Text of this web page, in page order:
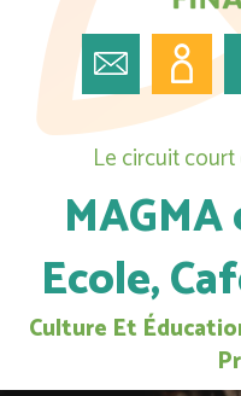
Le circuit
Ecole,
Culture Et